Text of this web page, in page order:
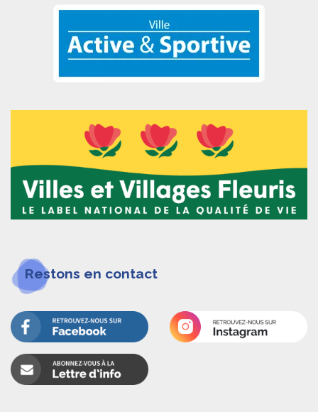
Restons en contact